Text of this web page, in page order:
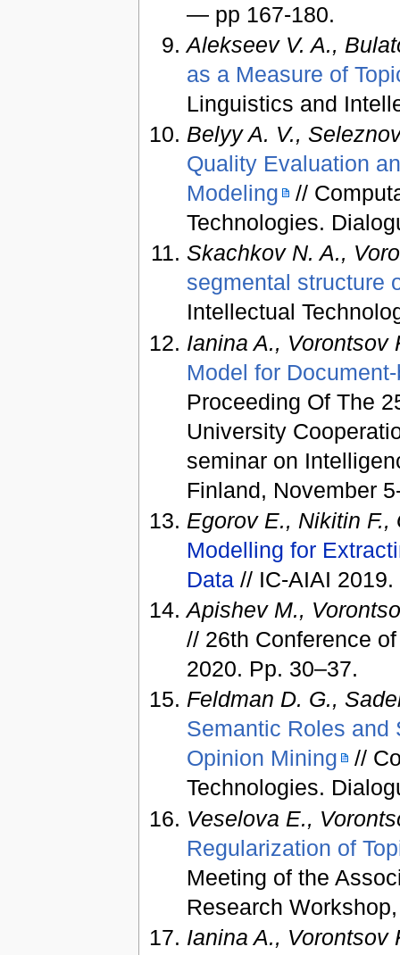
— pp 167-180.
Alekseev V. A.,
as a Measure of
Linguistics and
Belyy A. V.,
Quality Evaluation
Modeling
//
Technologies.
Skachkov N. A.,
segmental structure
Intellectual
Ianina A., Vorontsov
Model for
Proceeding Of The
University
seminar on
Finland, November
Egorov E., Nikitin
Modelling for
Data // IC-AIAI 2019.
Apishev M.,
// 26th Conference
2020. Pp. 30–37.
Feldman D. G.,
Semantic Roles and
Opinion Mining
//
Technologies.
Veselova E.,
Regularization of
Meeting of the
Research
Ianina A., Vorontsov